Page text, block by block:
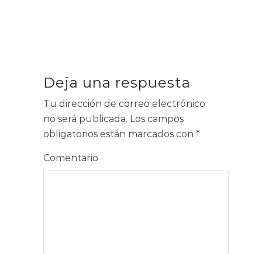
Deja una respuesta
Tu dirección de correo electrónico
no será publicada. Los campos
obligatorios están marcados con *
Comentario